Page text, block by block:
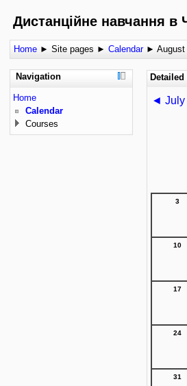
Дистанційне навчання в
Home ► Site pages ► Calendar ► August
◄ July
3
10
17
24
31
Navigation
Home
Calendar
Courses